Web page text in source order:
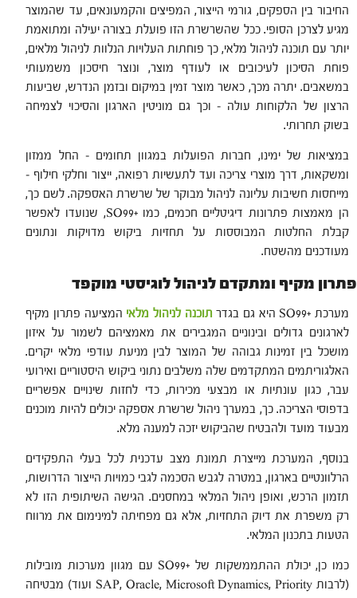
החיבור בין הספקים, גורמי הייצור, המפיצים והקמעונאים, עד שהמוצר
מגיע לצרכן הסופי. ככל שהשרשרת הזו פועלת בצורה יעילה ומתואמת
יותר עם תוכנה לניהול מלאי, כך פוחתות העלויות הנלוות לניהול מלאים,
פוחת הסיכון לעיכובים או לעודף מוצר, ונוצר חיסכון משמעותי
במשאבים. יתרה מכך, כאשר מוצר זמין במיקום ובזמן הנדרש, שביעות
הרצון של הלקוחות עולה – וכך גם מוניטין הארגון והסיכוי לצמיחה
בשוק תחרותי.
במציאות של ימינו, חברות הפועלות במגוון תחומים – החל ממזון
ומשקאות, דרך מוצרי צריכה ועד לתעשיות רפואה, ייצור וחלקי חילוף –
מייחסות חשיבות עליונה לניהול מבוקר של שרשרת האספקה. לשם כך,
הן מאמצות פתרונות דיגיטליים חכמים, כמו +SO99, שנועדו לאפשר
קבלת החלטות המבוססות על תחזיות ביקוש מדויקות ונתונים
מעודכנים מהשטח.
פתרון מקיף ומתקדם לניהול לוגיסטי מוקפד
מערכת +SO99 היא גם בגדר תוכנה לניהול מלאי המציעה פתרון מקיף
לארגונים גדולים ובינוניים המגבירים את מאמציהם לשמור על איזון
מושכל בין זמינות גבוהה של המוצר לבין מניעת עודפי מלאי יקרים.
האלגוריתמים המתקדמים שלה משלבים נתוני ביקוש היסטוריים ואירועי
עבר, כגון עונתיות או מבצעי מכירות, כדי לחזות שינויים אפשריים
בדפוסי הצריכה. כך, במערך ניהול שרשרת אספקה יכולים להיות מוכנים
מבעוד מועד ולהבטיח שהביקוש יזכה למענה מלא.
בנוסף, המערכת מייצרת תמונת מצב עדכנית לכל בעלי התפקידים
הרלוונטיים בארגון, במטרה לגבש הסכמה לגבי כמויות הייצור הדרושות,
תזמון הרכש, ואופן ניהול המלאי במחסנים. הגישה השיתופית הזו לא
רק משפרת את דיוק התחזיות, אלא גם מפחיתה למינימום את מרווח
הטעות בתכנון המלאי.
כמו כן, יכולת ההתממשקות של +SO99 עם מגוון מערכות מובילות
(לרבות SAP, Oracle, Microsoft Dynamics, Priority ועוד) מבטיחה